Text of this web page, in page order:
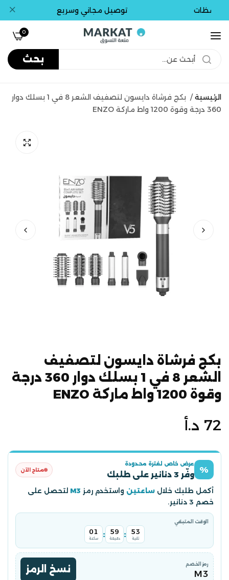
توصيل مجاني وسريع
بحث
0
الرئيسية /
بكج فرشاة دايسون لتصفيف الشعر 8 في 1 بسلك دوار
360 درجة وقوة 1200 واط ماركة ENZO
بكج فرشاة دايسون لتصفيف
الشعر 8 في 1 بسلك دوار 360 درجة
وقوة 1200 واط ماركة ENZO
السعر
الأصلي
72 د.أ
%
عرض خاص لفترة محدودة
وفّر 3 دنانير على طلبك متاح الآن
أكمل طلبك خلال ساعتين واستخدم رمز M3 لتحصل على
خصم 3 دنانير.
الوقت المتبقي
01
ساعة : 59
دقيقة : 53
ثانية
رمز الخصم
M3 نسخ الرمز